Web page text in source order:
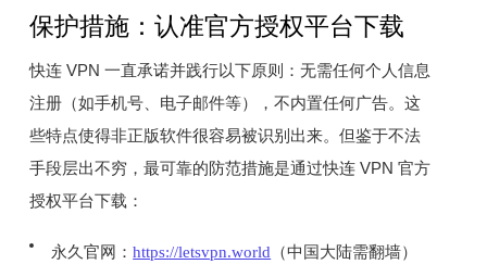
保护措施：认准官方授权平台下载
快连 VPN 一直承诺并践行以下原则：无需任何个人信息
注册（如手机号、电子邮件等），不内置任何广告。这
些特点使得非正版软件很容易被识别出来。但鉴于不法
手段层出不穷，最可靠的防范措施是通过快连 VPN 官方
授权平台下载：
永久官网：https://letsvpn.world （中国大陆需翻墙）